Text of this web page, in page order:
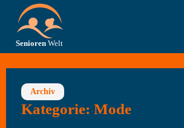
Archiv
Kategorie: Mode